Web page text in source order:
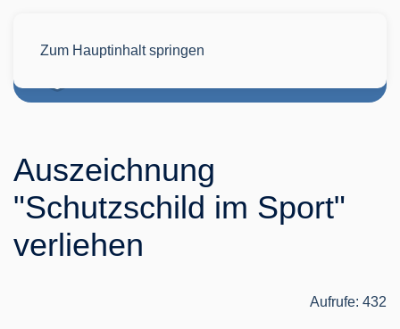
Zum Hauptinhalt springen
Auszeichnung
"Schutzschild im Sport"
verliehen
Aufrufe: 432